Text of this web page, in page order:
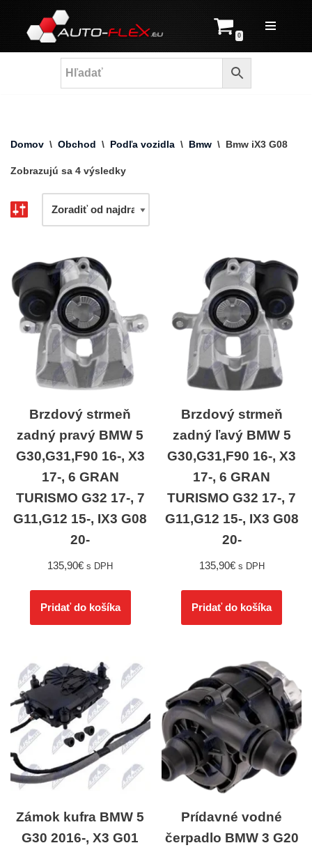
Prejsť
na
0
Domov \ Obchod \ Podľa vozidla \ Bmw \ Bmw iX3 G08
Zobrazujú sa 4 výsledky
Brzdový strmeň
zadný pravý BMW 5
G30,G31,F90 16-, X3
17-, 6 GRAN
TURISMO G32 17-, 7
G11,G12 15-, IX3 G08
20-
135,90€ s DPH
Pridať do košíka
Brzdový strmeň
zadný ľavý BMW 5
G30,G31,F90 16-, X3
17-, 6 GRAN
TURISMO G32 17-, 7
G11,G12 15-, IX3 G08
20-
135,90€ s DPH
Pridať do košíka
Zámok kufra BMW 5
G30 2016-, X3 G01
Prídavné vodné
čerpadlo BMW 3 G20